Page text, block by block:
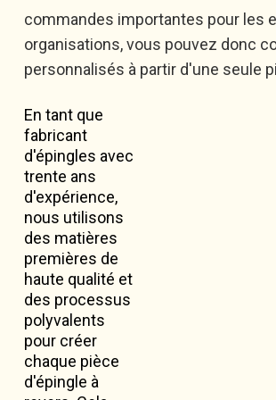
commandes importantes pour les
organisations, vous pouvez donc
personnalisés à partir d'une seule
En tant que
fabricant
d'épingles avec
trente ans
d'expérience,
nous utilisons
des matières
premières de
haute qualité et
des processus
polyvalents
pour créer
chaque pièce
d'épingle à